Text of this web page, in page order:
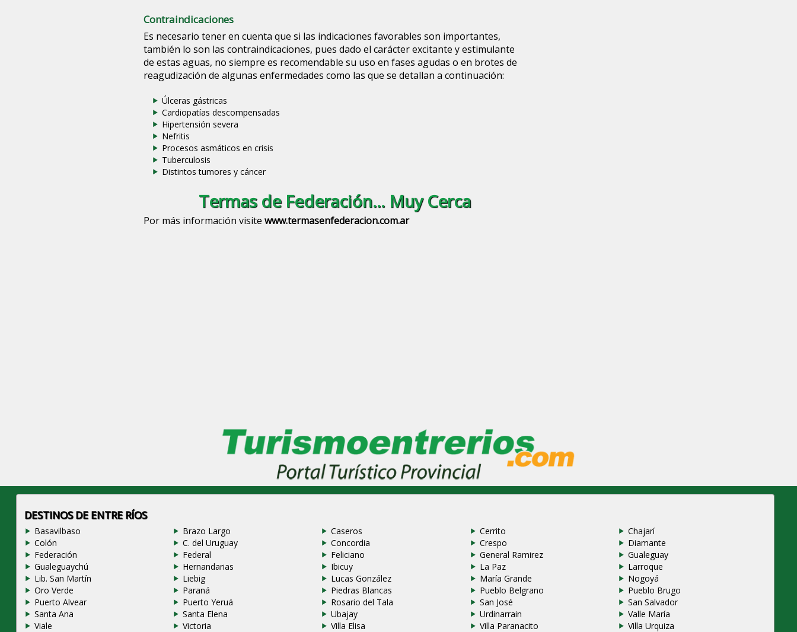
Contraindicaciones
Es necesario tener en cuenta que si las indicaciones favorables son importantes,
también lo son las contraindicaciones, pues dado el carácter excitante y estimulante
de estas aguas, no siempre es recomendable su uso en fases agudas o en brotes de
reagudización de algunas enfermedades como las que se detallan a continuación:
Úlceras gástricas
Cardiopatías descompensadas
Hipertensión severa
Nefritis
Procesos asmáticos en crisis
Tuberculosis
Distintos tumores y cáncer
Termas de Federación... Muy Cerca
Por más información visite www.termasenfederacion.com.ar
DESTINOS DE ENTRE RÍOS
Basavilbaso Brazo Largo Caseros Cerrito
Chajarí
Colón
C. del Uruguay Concordia Crespo
Diamante
Federación
Federal Feliciano General Ramirez
Gualeguay
Gualeguaychú
Hernandarias Ibicuy La Paz
Larroque
Lib. San Martín
Liebig Lucas González María Grande
Nogoyá
Oro Verde
Paraná Piedras Blancas Pueblo Belgrano
Pueblo Brugo
Puerto Alvear
Puerto Yeruá Rosario del Tala San José
San Salvador
Santa Ana
Santa Elena Ubajay Urdinarrain
Valle María
Viale
Victoria Villa Elisa Villa Paranacito Villa Urquiza